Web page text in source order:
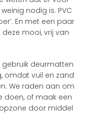
nodig is. PVC
En met een paar
mooi, vrij van
gebruik deurmatten
omdat vuil en zand
We raden aan om
doen, of maak een
door middel